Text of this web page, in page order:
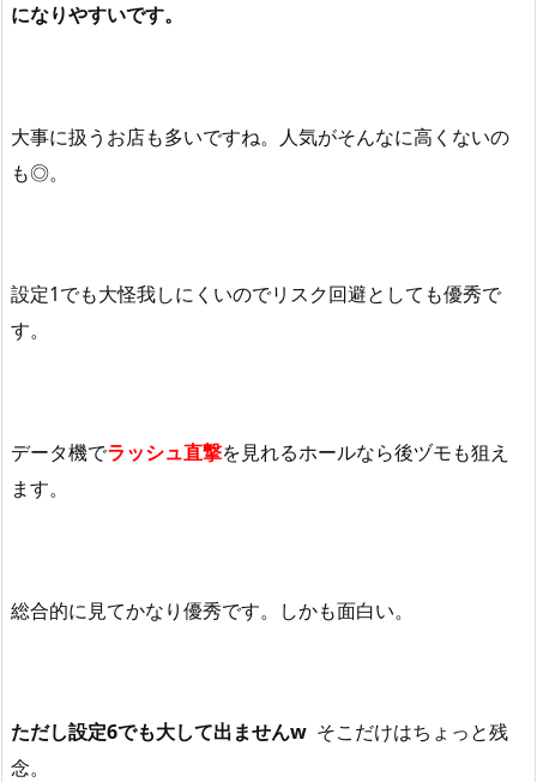
になりやすいです。
大事に扱うお店も多いですね。人気がそんなに高くないの
も◎。
設定1でも大怪我しにくいのでリスク回避としても優秀で
す。
データ機でラッシュ直撃を見れるホールなら後ヅモも狙え
ます。
総合的に見てかなり優秀です。しかも面白い。
ただし設定6でも大して出ませんw そこだけはちょっと残
念。